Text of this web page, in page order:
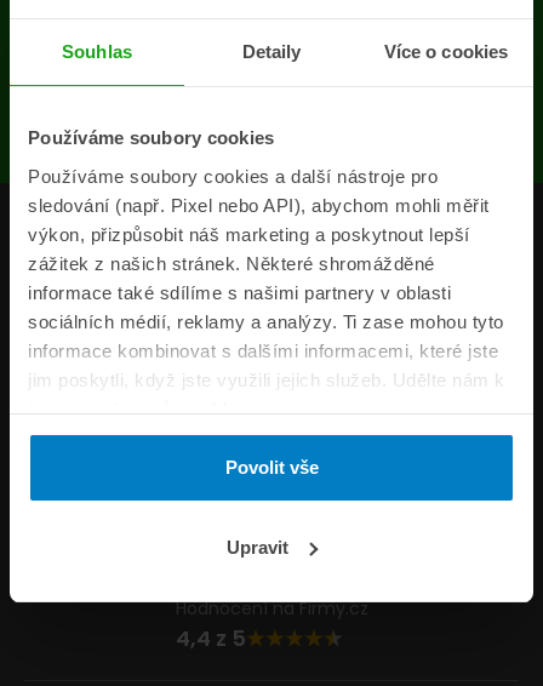
Souhlas Detaily Více o cookies
Používáme soubory cookies
Používáme soubory cookies a další nástroje pro
sledování (např. Pixel nebo API), abychom mohli měřit
výkon, přizpůsobit náš marketing a poskytnout lepší
zážitek z našich stránek. Některé shromážděné
informace také sdílíme s našimi partnery v oblasti
sociálních médií, reklamy a analýzy. Ti zase mohou tyto
informace kombinovat s dalšími informacemi, které jste
jim poskytli, když jste využili jejich služeb. Udělte nám k
tomu prosím svůj souhlas.
Povolit vše
Upravit
chyba
Produkty
Pojišťovny
Informace
ePojisteni.cz
Formuláře
Napište nám
Hodnocení na Firmy.cz
4,4 z 5